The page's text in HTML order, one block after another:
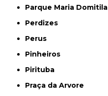
Parque Maria Domitila
Perdizes
Perus
Pinheiros
Pirituba
Praça da Arvore